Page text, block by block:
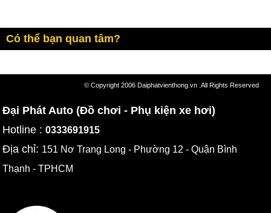
Có thể bạn quan tâm?
© Copyright 2006 Daiphatvienthong.vn .All Rights Reserved
Đại Phát Auto (Đồ chơi - Phụ kiện xe hơi)
Hotline :0333691915
Địa chỉ: 151 Nơ Trang Long - Phường 12 - Quận Bình
Thạnh - TPHCM